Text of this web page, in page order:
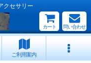
クセサリー
カート 問い合わせ
ご利用案内